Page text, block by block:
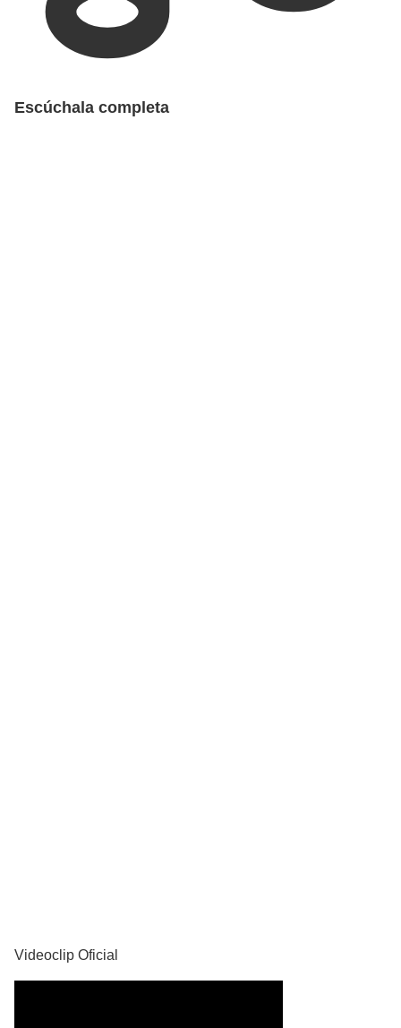
Escúchala completa
Videoclip Oficial